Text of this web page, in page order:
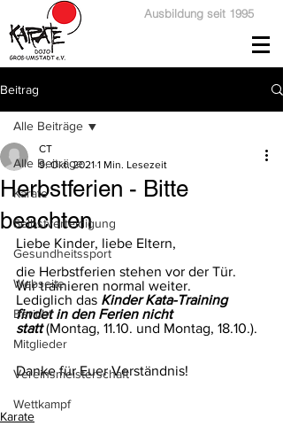
Ausbildung seit 1995
Beitrag
Alle Beiträge
Karate
Selbstverteidigung
Gesundheitssport
Webseite
Bericht
Mitglieder
Vereinsmeisterschaft
Wettkampf
Alle Beiträge
Herbstferien - Bitte
beachten
CT
9. Okt. 2021 1 Min. Lesezeit
Liebe Kinder, liebe Eltern,
die Herbstferien stehen vor der Tür.
Wir trainieren normal weiter.
Lediglich das Kinder Kata-Training
findet in den Ferien nicht
statt (Montag, 11.10. und Montag, 18.10.).
Danke für Euer Verständnis!
Karate